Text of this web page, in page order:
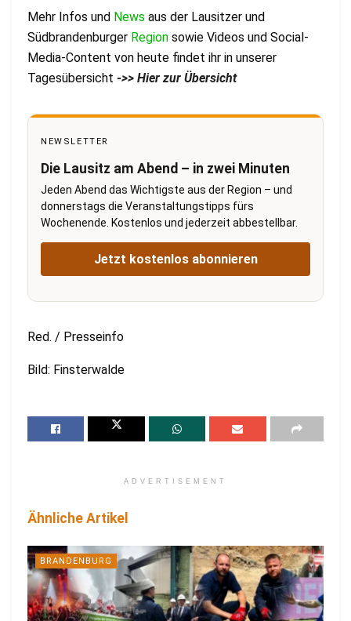
Mehr Infos und News aus der Lausitzer und
Südbrandenburger Region sowie Videos und Social-
Media-Content von heute findet ihr in unserer
Tagesübersicht ->> Hier zur Übersicht
NEWSLETTER
Die Lausitz am Abend – in zwei Minuten
Jeden Abend das Wichtigste aus der Region – und
donnerstags die Veranstaltungstipps fürs
Wochenende. Kostenlos und jederzeit abbestellbar.
Jetzt kostenlos abonnieren
Red. / Presseinfo
Bild: Finsterwalde
ADVERTISEMENT
Ähnliche Artikel
BRANDENBURG